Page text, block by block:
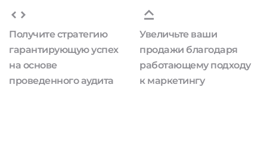
Получите стратегию
гарантирующую успех
на основе
проведенного аудита
Увеличьте ваши
продажи благодаря
работающему подходу
к маркетингу